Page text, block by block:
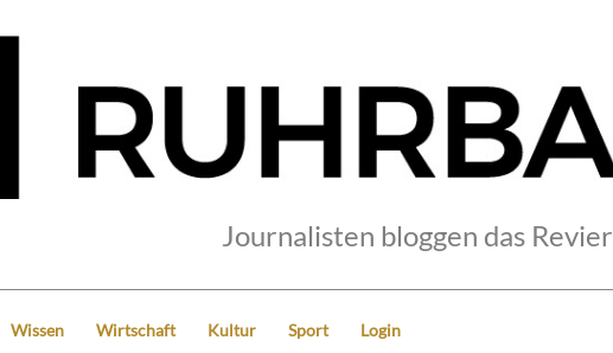
Journalisten bloggen das Revier
Wissen Wirtschaft Kultur Sport Login